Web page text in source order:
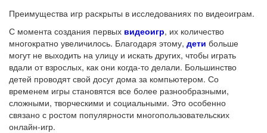
Преимущества игр раскрыты в исследованиях по видеоиграм.
С момента создания первых видеоигр, их количество
многократно увеличилось. Благодаря этому, дети больше
могут не выходить на улицу и искать других, чтобы играть
вдали от взрослых, как они когда-то делали. Большинство
детей проводят свой досуг дома за компьютером. Со
временем игры становятся все более разнообразными,
сложными, творческими и социальными. Это особенно
связано с ростом популярности многопользовательских
онлайн-игр.